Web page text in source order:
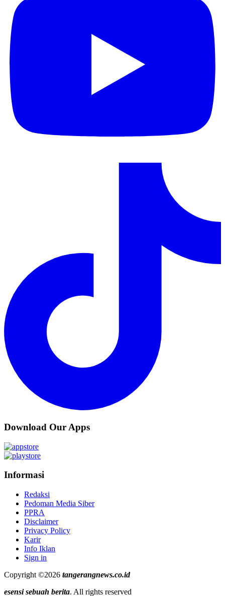
Download Our Apps
Informasi
Redaksi
Pedoman Media Siber
PPRA
Disclaimer
Privacy Policy
Karir
Info Iklan
Sign in
Copyright ©2026 tangerangnews.co.id
esensi sebuah berita. All rights reserved